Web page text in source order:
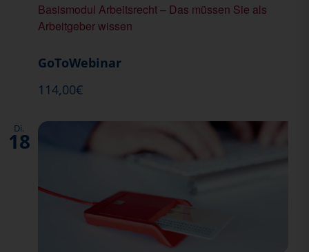
Basismodul Arbeitsrecht – Das müssen Sie als
Arbeitgeber wissen
GoToWebinar
114,00€
Di.
18